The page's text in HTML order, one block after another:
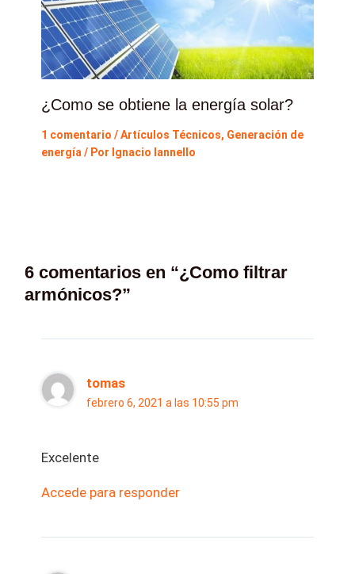
¿Como se obtiene la energía solar?
1 comentario /Artículos Técnicos, Generación de
energía/ Por Ignacio Iannello
6 comentarios en “¿Como filtrar
armónicos?”
tomas
febrero 6, 2021 a las 10:55 pm
Excelente
Accede para responder